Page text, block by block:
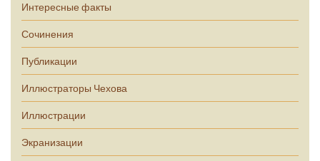
Интересные факты
Сочинения
Публикации
Иллюстраторы Чехова
Иллюстрации
Экранизации